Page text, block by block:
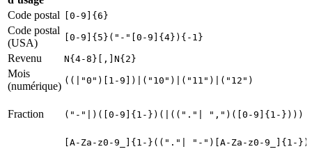
Code postal
[0-9]{6}
Code postal
(USA)
[0-9]{5}("-"[0-9]{4}){-1}
Revenu N{4-8}[,]N{2}
Mois
(numérique) ((|"0")[1-9])|("10")|("11")|("12")
Fraction ("-"|)([0-9]{1-})(|(("."| ",")([0-9]{1-})))
[A-Za-z0-9_]{1-}(("."| "-")[A-Za-z0-9_]{1-})